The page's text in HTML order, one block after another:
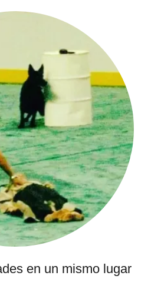
en un mismo lugar